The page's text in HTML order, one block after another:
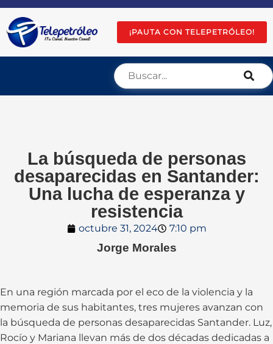
¡PAUTA CON TELEPETRÓLEO!
La búsqueda de personas
desaparecidas en Santander:
Una lucha de esperanza y
resistencia
octubre 31, 2024 7:10 pm
Jorge Morales
En una región marcada por el eco de la violencia y la
memoria de sus habitantes, tres mujeres avanzan con
la búsqueda de personas desaparecidas Santander. Luz,
Rocío y Mariana llevan más de dos décadas dedicadas a